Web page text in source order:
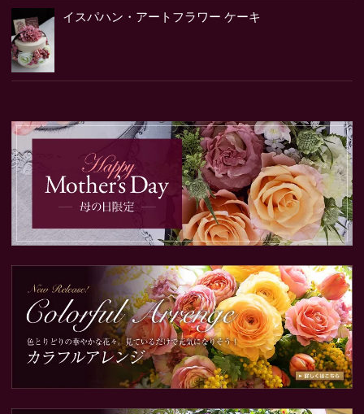
イスパハン・アートフラワー ケーキ